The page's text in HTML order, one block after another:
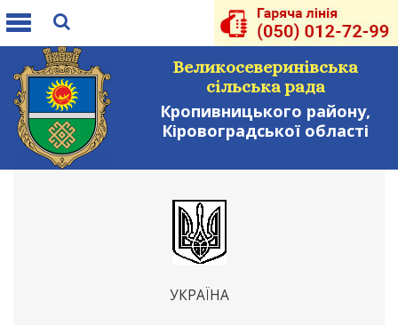
Toggle
Великосеверинівська
сільська рада
Кропивницького району,
Кіровоградської області
УКРАЇНА